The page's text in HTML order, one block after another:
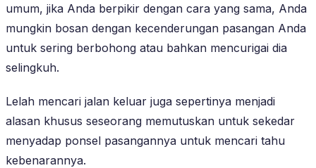
umum, jika Anda berpikir dengan cara yang sama, Anda
mungkin bosan dengan kecenderungan pasangan Anda
untuk sering berbohong atau bahkan mencurigai dia
selingkuh.
Lelah mencari jalan keluar juga sepertinya menjadi
alasan khusus seseorang memutuskan untuk sekedar
menyadap ponsel pasangannya untuk mencari tahu
kebenarannya.